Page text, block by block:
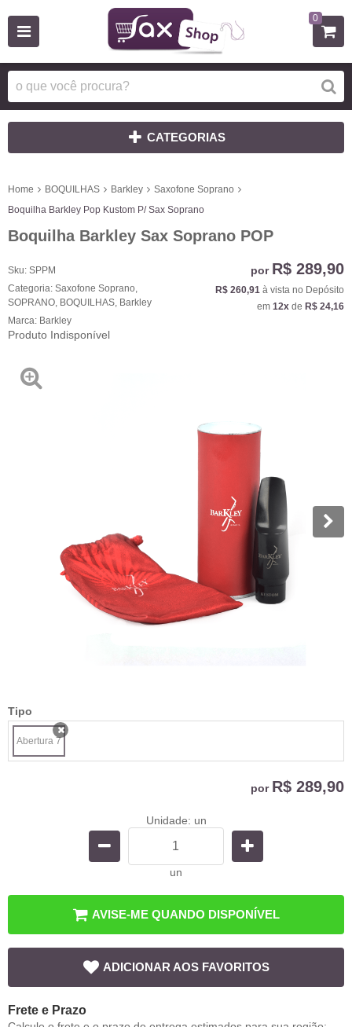
0
CATEGORIAS
Home BOQUILHAS Barkley
Saxofone Soprano
Boquilha Barkley Pop Kustom P/ Sax Soprano
Boquilha Barkley Sax Soprano POP
Sku: SPPM
Categoria: Saxofone Soprano
SOPRANO BOQUILHAS Barkley
Marca: Barkley
Produto Indisponível
por R$ 289,90
R$ 260,91 à vista no Depósito
em 12x de R$ 24,16
Tipo
Abertura 7
x
por R$ 289,90
Unidade: un
un
AVISE-ME QUANDO DISPONÍVEL
ADICIONAR AOS FAVORITOS
Frete e Prazo